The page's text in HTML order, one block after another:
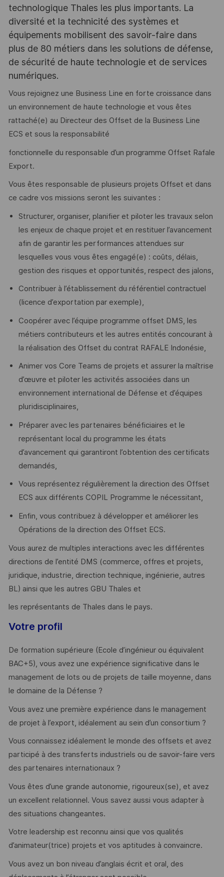
technologique Thales les plus importants. La
diversité et la technicité des systèmes et
équipements mobilisent des savoir-faire dans
plus de 80 métiers dans les solutions de défense,
de sécurité de haute technologie et de services
numériques.
Vous rejoignez une Business Line en forte croissance dans
un environnement de haute technologie et vous êtes
rattaché(e) au Directeur des Offset de la Business Line
ECS et sous la responsabilité
fonctionnelle du responsable d’un programme Offset Rafale
Export.
Vous êtes responsable de plusieurs projets Offset et dans
ce cadre vos missions seront les suivantes :
Structurer, organiser, planifier et piloter les travaux selon
les enjeux de chaque projet et en restituer l’avancement
afin de garantir les performances attendues sur
lesquelles vous vous êtes engagé(e) : coûts, délais,
gestion des risques et opportunités, respect des jalons,
Contribuer à l’établissement du référentiel contractuel
(licence d’exportation par exemple),
Coopérer avec l’équipe programme offset DMS, les
métiers contributeurs et les autres entités concourant à
la réalisation des Offset du contrat RAFALE Indonésie,
Animer vos Core Teams de projets et assurer la maîtrise
d’œuvre et piloter les activités associées dans un
environnement international de Défense et d’équipes
pluridisciplinaires,
Préparer avec les partenaires bénéficiaires et le
représentant local du programme les états
d’avancement qui garantiront l’obtention des certificats
demandés,
Vous représentez régulièrement la direction des Offset
ECS aux différents COPIL Programme le nécessitant,
Enfin, vous contribuez à développer et améliorer les
Opérations de la direction des Offset ECS.
Vous aurez de multiples interactions avec les différentes
directions de l’entité DMS (commerce, offres et projets,
juridique, industrie, direction technique, ingénierie, autres
BL) ainsi que les autres GBU Thales et
les représentants de Thales dans le pays.
Votre profil
De formation supérieure (Ecole d’ingénieur ou équivalent
BAC+5), vous avez une expérience significative dans le
management de lots ou de projets de taille moyenne, dans
le domaine de la Défense ?
Vous avez une première expérience dans le management
de projet à l’export, idéalement au sein d’un consortium ?
Vous connaissez idéalement le monde des offsets et avez
participé à des transferts industriels ou de savoir-faire vers
des partenaires internationaux ?
Vous êtes d’une grande autonomie, rigoureux(se), et avez
un excellent relationnel. Vous savez aussi vous adapter à
des situations changeantes.
Votre leadership est reconnu ainsi que vos qualités
d’animateur(trice) projets et vos aptitudes à convaincre.
Vous avez un bon niveau d’anglais écrit et oral, des